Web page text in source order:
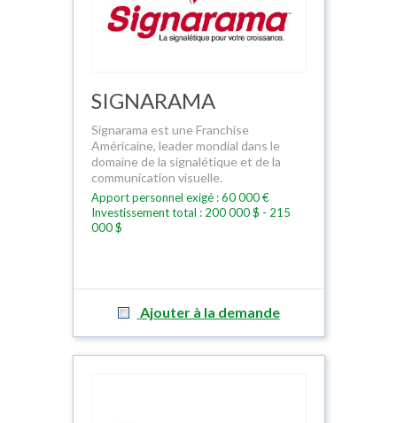
SIGNARAMA
Signarama est une Franchise
Américaine, leader mondial dans le
domaine de la signalétique et de la
communication visuelle.
Apport personnel exigé : 60 000 €
Investissement total : 200 000 $ - 215
000 $
Ajouter à la demande